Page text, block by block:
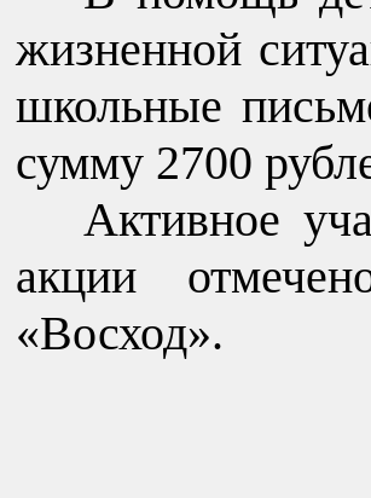
жизненной
школьные
сумму 2700
Активное
акции
«Восход».